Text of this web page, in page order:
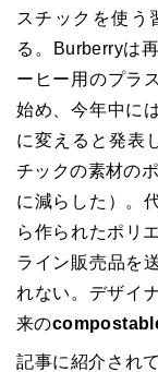
スチックを使う
る。
Burberryは
ーヒー用のプラ
始め、今年中に
に変えると発表
チックの素材の
に減らした）。
ら作られたポリ
ライン販売品を
れない。デザイ
来の
記事に紹介され